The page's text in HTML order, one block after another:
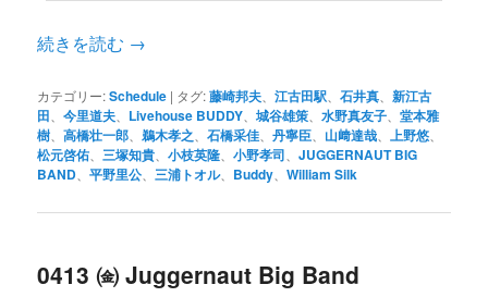
続きを読む →
カテゴリー:Schedule | タグ:藤崎邦夫 、江古田駅 、石井真 、新江古
田 、今里道夫 Livehouse BUDDY 、城谷雄策 、水野真友子 、堂本雅
樹 、高橋壮一郎 鵜木孝之 、石橋采佳 、丹寧臣 山﨑達哉 上野悠
松元啓佑 三塚知貴 、小枝英隆 、小野孝司 、JUGGERNAUT BIG
BAND 、平野里公 三浦トオル、 Buddy 、William Silk
0413 ㈮ Juggernaut Big Band